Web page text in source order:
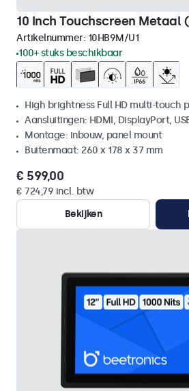
10 Inch Touchscreen Metaal
Artikelnummer: 10HB9M/U1
100+ stuks beschikbaar
High brightness Full HD multi-touch
Aansluitingen: HDMI, DisplayPort,
Montage: inbouw, panel mount
Buitenmaat: 260 x 178 x 37 mm
€ 599,00
€ 724,79 incl. btw
Bekijken